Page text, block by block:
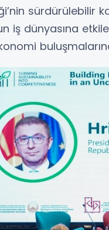
sürdürülebilir
iş dünyasına